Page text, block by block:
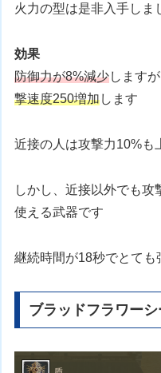
火力の型は是非入手しま
効果
防御力が8%減少します
撃速度250増加します
近接の人は攻撃力10%も
しかし、近接以外でも攻
使える武器です
継続時間が18秒でとても
ブラッドフラワーシ